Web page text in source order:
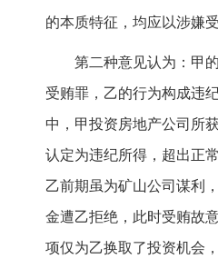
的本质特征，均应以涉嫌
第二种意见认为：甲
受贿罪，乙的行为构成违
中，甲投资房地产公司所
认定为违纪所得，超出正
乙前期虽为矿山公司谋利
金遭乙拒绝，此时受贿故
项仅为乙换取了投资机会